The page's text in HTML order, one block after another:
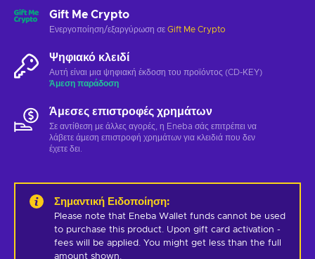
Gift Me Crypto
Ενεργοποίηση/εξαργύρωση σε Gift Me Crypto
Ψηφιακό κλειδί
Αυτή είναι μια ψηφιακή έκδοση του προϊόντος (CD-KEY)
Άμεση παράδοση
Άμεσες επιστροφές χρημάτων
Σε αντίθεση με άλλες αγορές, η Eneba σάς επιτρέπει να
λάβετε άμεση επιστροφή χρημάτων για κλειδιά που δεν
έχετε δει.
Σημαντική Ειδοποίηση:
Please note that Eneba Wallet funds cannot be used
to purchase this product. Upon gift card activation -
fees will be applied. You might get less than the full
amount shown.